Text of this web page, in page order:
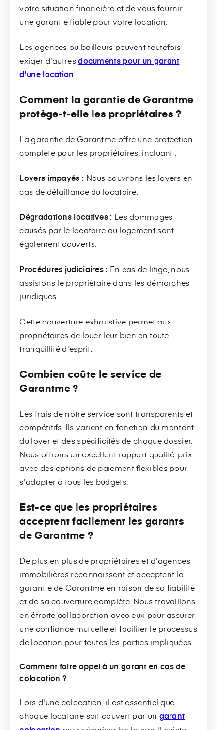
votre situation financière et de vous fournir
une garantie fiable pour votre location.
Les agences ou bailleurs peuvent toutefois
exiger d'autresdocuments pour un garant
d'une location
Comment la garantie de Garantme
protège-t-elle les propriétaires ?
La garantie de Garantme offre une protection
complète pour les propriétaires, incluant :
Loyers impayés : Nous couvrons les loyers en
cas de défaillance du locataire.
Dégradations locatives : Les dommages
causés par le locataire au logement sont
également couverts.
Procédures judiciaires : En cas de litige, nous
assistons le propriétaire dans les démarches
juridiques.
Cette couverture exhaustive permet aux
propriétaires de louer leur bien en toute
tranquillité d'esprit.
Combien coûte le service de
Garantme ?
Les frais de notre service sont transparents et
compétitifs. Ils varient en fonction du montant
du loyer et des spécificités de chaque dossier.
Nous offrons un excellent rapport qualité-prix
avec des options de paiement flexibles pour
s'adapter à tous les budgets.
Est-ce que les propriétaires
acceptent facilement les garants
de Garantme ?
De plus en plus de propriétaires et d'agences
immobilières reconnaissent et acceptent la
garantie de Garantme en raison de sa fiabilité
et de sa couverture complète. Nous travaillons
en étroite collaboration avec eux pour assurer
une confiance mutuelle et faciliter le processus
de location pour toutes les parties impliquées.
Comment faire appel à un garant en cas de
colocation ?
Lors d'une colocation, il est essentiel que
chaque locataire soit couvert par un garant